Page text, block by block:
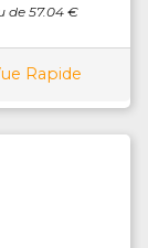
de 57.04 €
Rapide